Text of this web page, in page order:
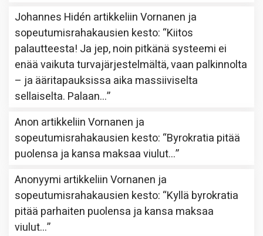
Johannes Hidén artikkeliinVornanen ja
sopeutumisrahakausien kesto: “Kiitos
palautteesta! Ja jep, noin pitkänä systeemi ei
enää vaikuta turvajärjestelmältä, vaan palkinnolta
– ja ääritapauksissa aika massiiviselta
sellaiselta. Palaan…”
Anon artikkeliinVornanen ja
sopeutumisrahakausien kesto: “Byrokratia pitää
puolensa ja kansa maksaa viulut…”
Anonyymi artikkeliinVornanen ja
sopeutumisrahakausien kesto: “Kyllä byrokratia
pitää parhaiten puolensa ja kansa maksaa
viulut…”